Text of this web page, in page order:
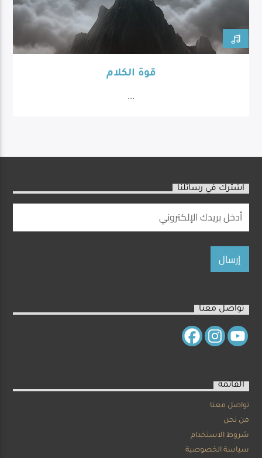
قوة الكلام
...
اشترك في رسائلنا
تواصل معنا
القائمة
تواصل معنا
من نحن
شروط الاستخدام
سياسة الخصوصية